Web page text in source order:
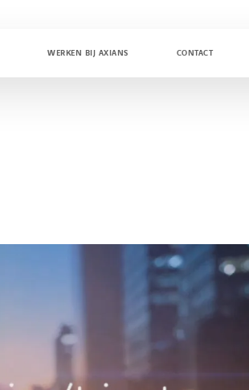
WERKEN BIJ AXIANS CONTACT